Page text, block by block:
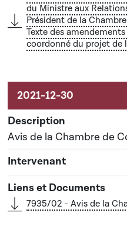
du Ministre aux
Président de la
Texte des
coordonné du projet de
Avis de la Chambre de
7935/02 - Avis de la